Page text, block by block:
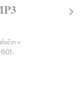
lúpežných
c...